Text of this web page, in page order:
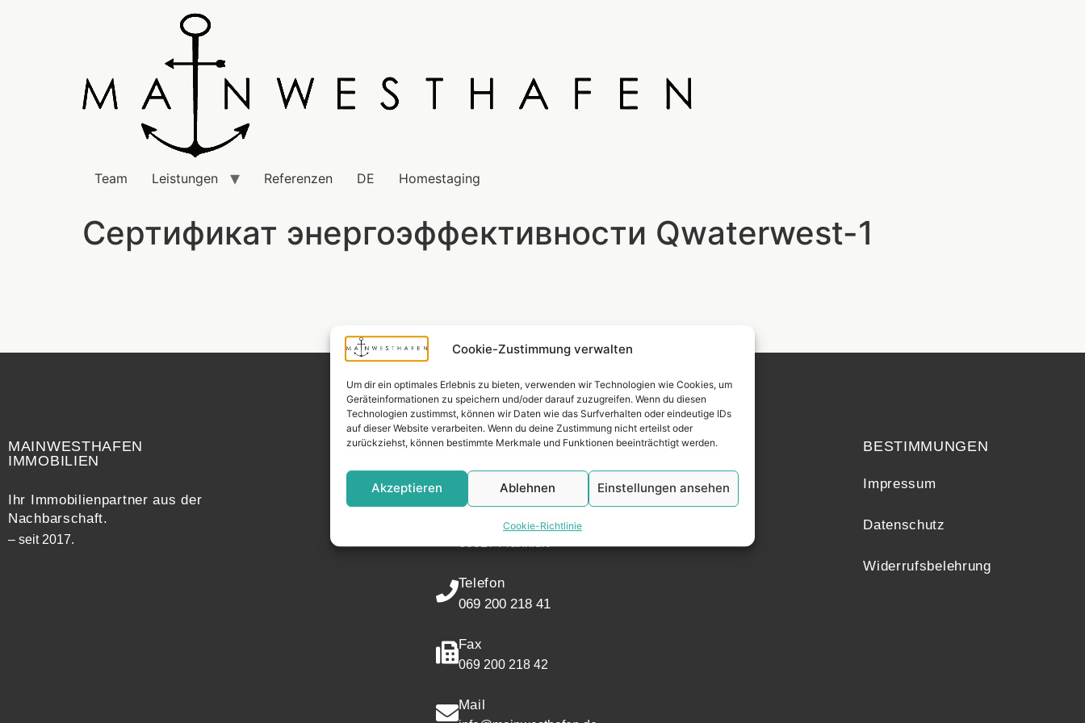
Cookie-Zustimmung verwalten
Um dir ein optimales Erlebnis zu bieten, verwenden wir Technologien wie Cookies, um
Geräteinformationen zu speichern und/oder darauf zuzugreifen. Wenn du diesen
Technologien zustimmst, können wir Daten wie das Surfverhalten oder eindeutige IDs
auf dieser Website verarbeiten. Wenn du deine Zustimmung nicht erteilst oder
zurückziehst, können bestimmte Merkmale und Funktionen beeinträchtigt werden.
Akzeptieren Ablehnen Einstellungen ansehen
Cookie-Richtlinie
Team Leistungen Referenzen DE Homestaging
Сертификат энергоэффективности Qwaterwest-1
MAINWESTHAFEN
IMMOBILIEN
Ihr Immobilienpartner aus der
Nachbarschaft.
– seit 2017.
KONTAKT
Adresse
Mainwesthafen Immobilien
Speicherstraße 5
Telefon
069 200 218 41
Fax
069 200 218 42
Mail
Widerrufsrecht
BESTIMMUNGEN
Impressum
Datenschutz
Widerrufsbelehrung